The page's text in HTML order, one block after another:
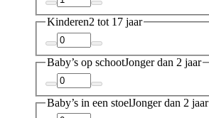
Kinderen2 tot 17 jaar
Baby’s op schootJonger dan 2 jaar
Baby’s in een stoelJonger dan 2 jaar